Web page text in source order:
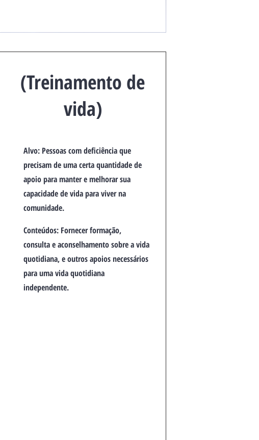
​(Treinamento de
vida)
Alvo: Pessoas com deficiência que
precisam de uma certa quantidade de
apoio para manter e melhorar sua
capacidade de vida para viver na
comunidade.
Conteúdos: Fornecer formação,
consulta e aconselhamento sobre a vida
quotidiana, e outros apoios necessários
para uma vida quotidiana
independente.